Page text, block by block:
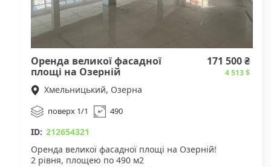
Оренда великої фасадної
площі на Озерній
171 500 ₴
4 513 $
Хмельницький, Озерна
поверх 1/1 490
ID: 212654321
Оренда великої фасадної площі на Озерній!
2 рівня, площею по 490 м2